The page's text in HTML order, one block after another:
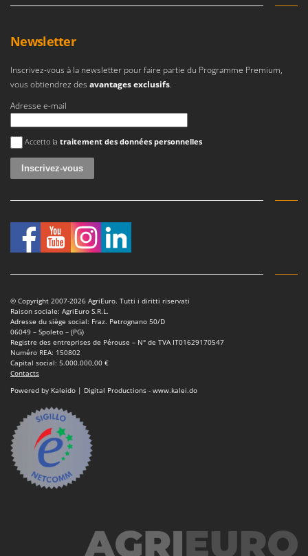
McCulloch
Michelin
Mille
Minox
Mockmill
MOSA
MOVA
N
New O.M.R.A.
Nilfisk
Ninja
Novatec
Novital
NuAir
NuovaFac
O
Officine Savioli
Oliviero
Olix
OMA
Newsletter
Inscrivez-vous à la newsletter pour faire partie du Programme Premium,
vous obtiendrez des avantages exclusifs.
Adresse e-mail
Une erreur est survenue
Accetto la traitement des données personnelles
© Copyright 2007-2026 AgriEuro. Tutti i diritti riservati
Raison sociale: AgriEuro S.R.L.
Adresse du siège social: Fraz. Petrognano 50/D
06049 – Spoleto – (PG)
Registre des entreprises de Pérouse – N° de TVA IT01629170547
Numéro REA: 150802
Capital social: 5.000.000,00 €
Contacts
Powered by Kaleido | Digital Productions - www.kalei.do